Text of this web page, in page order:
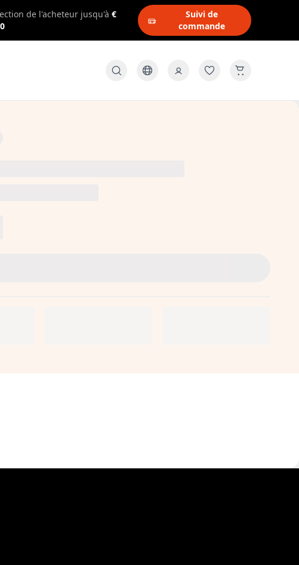
de l'acheteur jusqu'à €
Suivi de
commande